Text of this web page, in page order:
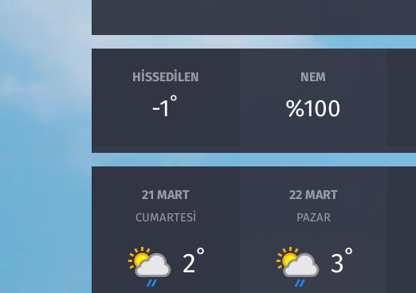
HISSEDILEN
-1°
NEM
%100
21 MART
CUMARTESI
2°
22 MART
PAZAR
3°